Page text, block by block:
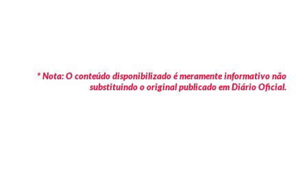
* Nota: O conteúdo disponibilizado é meramente informativo não
substituindo o original publicado em Diário Oficial.